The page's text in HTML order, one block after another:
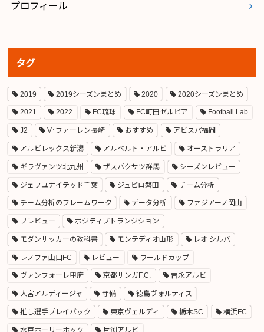
プロフィール
タグ
2019 2019シーズンまとめ 2020 2020シーズンまとめ
2021 2022 FC琉球 FC町田ゼルビア Football Lab
J2 V･ファーレン長崎 おすすめ アビスパ福岡
アルビレックス新潟 アルベルト・アルビ オーストラリア
ギラヴァンツ北九州 ザスパクサツ群馬 シーズンレビュー
ジェフユナイテッド千葉 ジュビロ磐田 チーム分析
チーム分析のフレームワーク データ分析 ファジアーノ岡山
プレビュー ポジティブトランジション
モダンサッカーの教科書 モンテディオ山形 レオ シルバ
レノファ山口FC レビュー ワールドカップ
ヴァンフォーレ甲府 京都サンガF.C. 吉永アルビ
大宮アルディージャ 守備 徳島ヴォルティス
推し選手プレイバック 東京ヴェルディ 栃木SC 横浜FC
水戸ホーリーホック 片渕アルビ